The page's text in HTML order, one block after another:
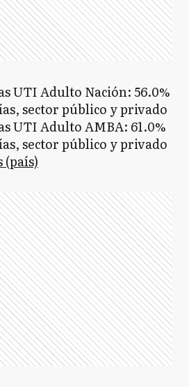
UTI Adulto Nación: 56.0%
sector público y privado
UTI Adulto AMBA: 61.0%
sector público y privado
(país)